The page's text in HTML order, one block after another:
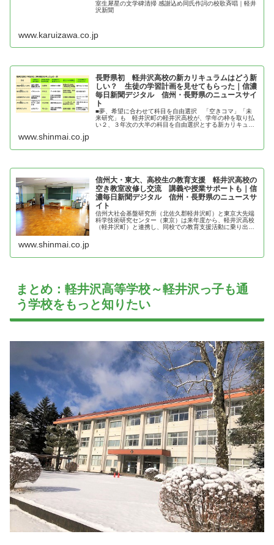
室生犀星の文学碑清掃 感謝込め同氏作詞の校歌斉唱｜軽井
沢新聞
www.karuizawa.co.jp
長野県初 軽井沢高校の新カリキュラムはどう新
しい？ 生徒の学習計画を見せてもらった｜信濃
毎日新聞デジタル 信州・長野県のニュースサイ
ト
■夢、希望に合わせて科目を自由選択 「空きコマ」「未
来研究」も 軽井沢町の軽井沢高校が、学年の枠を取り払
い２、３年次の大半の科目を自由選択とする新カリキュラ
www.shinmai.co.jp
信州大・東大、高校生の教育支援 軽井沢高校の
空き教室改修し交流 講義や授業サポートも｜信
濃毎日新聞デジタル 信州・長野県のニュースサ
イト
信州大社会基盤研究所（北佐久郡軽井沢町）と東京大先端
科学技術研究センター（東京）は来年度から、軽井沢高校
（軽井沢町）と連携し、同校での教育支援活動に乗り出
www.shinmai.co.jp
まとめ：軽井沢高等学校～軽井沢っ子も通
う学校をもっと知りたい